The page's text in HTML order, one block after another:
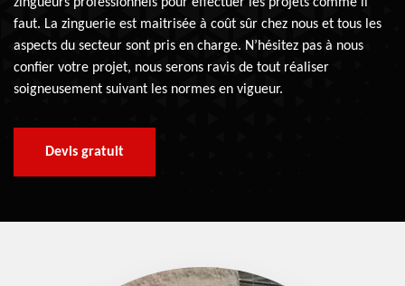
faut. La zinguerie est maitrisée à coût sûr chez nous et tous les
aspects du secteur sont pris en charge. N’hésitez pas à nous
confier votre projet, nous serons ravis de tout réaliser
soigneusement suivant les normes en vigueur.
Devis gratuit